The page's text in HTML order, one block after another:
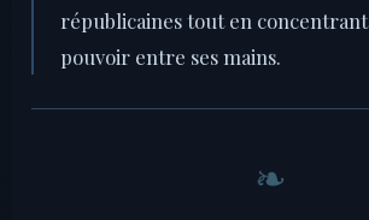
républicaines tout en
pouvoir entre ses mains.